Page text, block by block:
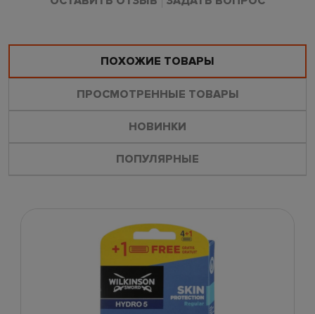
ПОХОЖИЕ ТОВАРЫ
ПРОСМОТРЕННЫЕ ТОВАРЫ
НОВИНКИ
ПОПУЛЯРНЫЕ